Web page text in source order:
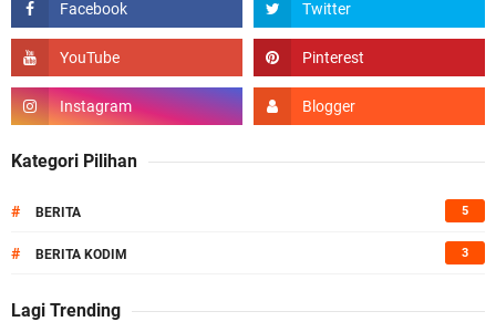
Kategori Pilihan
# BERITA 5
# BERITA KODIM 3
Lagi Trending